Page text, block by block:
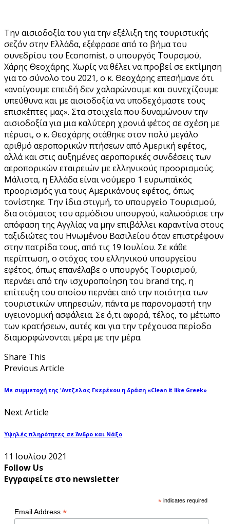
Την αισιοδοξία του για την εξέλιξη της τουριστικής
σεζόν στην Ελλάδα, εξέφρασε από το βήμα του
συνεδρίου του Economist, o υπουργός Τουρσμού,
Χάρης Θεοχάρης. Χωρίς να θέλει να προβεί σε εκτίμηση
για το σύνολο τoυ 2021, ο κ. Θεοχάρης επεσήμανε ότι
«ανοίγουμε επειδή δεν χαλαρώνουμε και συνεχίζουμε
υπεύθυνα και με αισιοδοξία να υποδεχόμαστε τους
επισκέπτες μας». Στα στοιχεία που δυναμώνουν την
αισιοδοξία για μια καλύτερη χρονιά φέτος σε σχέση με
πέρυσι, ο κ. Θεοχάρης στάθηκε στον πολύ μεγάλο
αριθμό αεροπορικών πτήσεων από Αμερική εφέτος,
αλλά και στις αυξημένες αεροπορικές συνδέσεις των
αεροπορικών εταιρειών με ελληνικούς προορισμούς.
Μάλιστα, η Ελλάδα είναι νούμερο 1 ευρωπαϊκός
προορισμός για τους Αμερικάνους εφέτος, όπως
τονίστηκε. Την ίδια στιγμή, το υπουργείο Τουρισμού,
δια στόματος του αρμόδιου υπουργού, καλωσόρισε την
απόφαση της Αγγλίας να μην επιβάλλει καραντίνα στους
ταξιδιώτες του Ηνωμένου Βασιλείου όταν επιστρέφουν
στην πατρίδα τους, από τις 19 Ιουλίου. Σε κάθε
περίπτωση, ο στόχος του ελληνικού υπουργείου
εφέτος, όπως επανέλαβε ο υπουργός Τουρισμού,
περνάει από την ισχυροποίηση του brand της, η
επίτευξη του οποίου περνάει από την ποιότητα των
τουριστικών υπηρεσιών, πάντα με παρονομαστή την
υγειονομική ασφάλεια. Σε ό,τι αφορά, τέλος, το μέτωπο
των κρατήσεων, αυτές και για την τρέχουσα περίοδο
διαμορφώνονται μέρα με την μέρα.
Share This
Previous Article
Με συμμετοχή της 'Αντζελας Γκερέκου η δράση «Clean it like Greek»
Next Article
Υψηλές πληρότητες σε Άνδρο και Νάξο
11 Ιουλίου 2021
Follow Us
Εγγραφείτε στο newsletter
* indicates required
Email Address *